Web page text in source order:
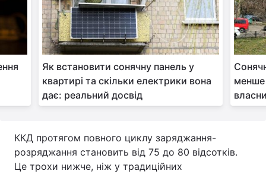
Як встановити сонячну панель у
квартирі та скільки електрики вона
дає: реальний досвід
менше
ККД протягом повного циклу заряджання-
розряджання становить від 75 до 80 відсотків.
Це трохи нижче, ніж у традиційних